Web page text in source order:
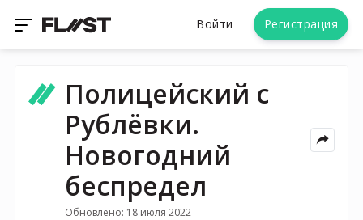
Войти Регистрация
Полицейский с
Рублёвки.
Новогодний
беспредел
Обновлено: 18 июля 2022